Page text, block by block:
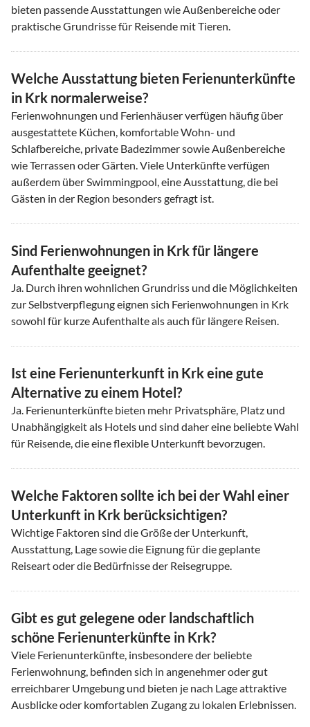
bieten passende Ausstattungen wie Außenbereiche oder
praktische Grundrisse für Reisende mit Tieren.
Welche Ausstattung bieten Ferienunterkünfte
in Krk normalerweise?
Ferienwohnungen und Ferienhäuser verfügen häufig über
ausgestattete Küchen, komfortable Wohn- und
Schlafbereiche, private Badezimmer sowie Außenbereiche
wie Terrassen oder Gärten. Viele Unterkünfte verfügen
außerdem über Swimmingpool, eine Ausstattung, die bei
Gästen in der Region besonders gefragt ist.
Sind Ferienwohnungen in Krk für längere
Aufenthalte geeignet?
Ja. Durch ihren wohnlichen Grundriss und die Möglichkeiten
zur Selbstverpflegung eignen sich Ferienwohnungen in Krk
sowohl für kurze Aufenthalte als auch für längere Reisen.
Ist eine Ferienunterkunft in Krk eine gute
Alternative zu einem Hotel?
Ja. Ferienunterkünfte bieten mehr Privatsphäre, Platz und
Unabhängigkeit als Hotels und sind daher eine beliebte Wahl
für Reisende, die eine flexible Unterkunft bevorzugen.
Welche Faktoren sollte ich bei der Wahl einer
Unterkunft in Krk berücksichtigen?
Wichtige Faktoren sind die Größe der Unterkunft,
Ausstattung, Lage sowie die Eignung für die geplante
Reiseart oder die Bedürfnisse der Reisegruppe.
Gibt es gut gelegene oder landschaftlich
schöne Ferienunterkünfte in Krk?
Viele Ferienunterkünfte, insbesondere der beliebte
Ferienwohnung, befinden sich in angenehmer oder gut
erreichbarer Umgebung und bieten je nach Lage attraktive
Ausblicke oder komfortablen Zugang zu lokalen Erlebnissen.